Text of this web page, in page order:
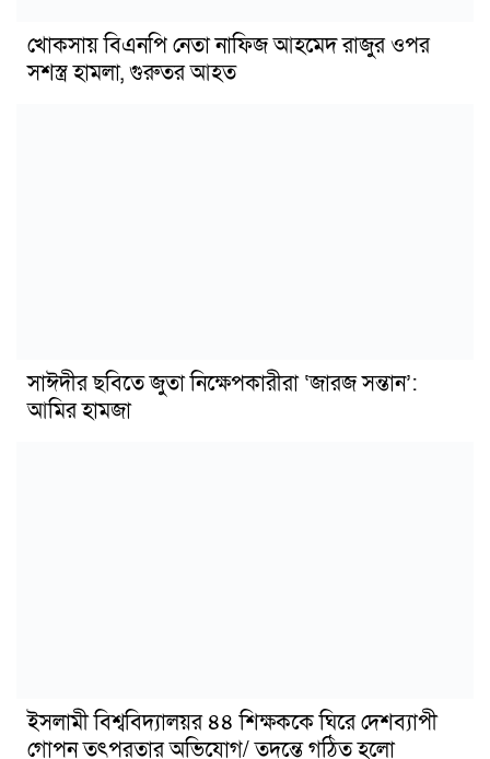
খোকসায় বিএনপি নেতা নাফিজ আহমেদ রাজুর ওপর
সশস্ত্র হামলা, গুরুতর আহত
সাঈদীর ছবিতে জুতা নিক্ষেপকারীরা ‘জারজ সন্তান’:
আমির হামজা
ইসলামী বিশ্ববিদ্যালয়র ৪৪ শিক্ষককে ঘিরে দেশব্যাপী
গোপন তৎপরতার অভিযোগ/ তদন্তে গঠিত হলো